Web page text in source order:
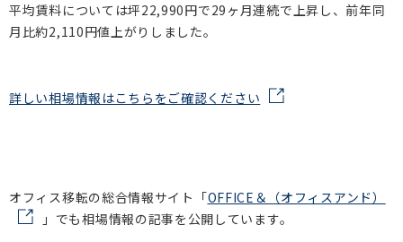
平均賃料については坪22,990円で29ヶ月連続で上昇し、前年同
月比約2,110円値上がりしました。
詳しい相場情報はこちらをご確認ください
オフィス移転の総合情報サイト「OFFICE＆（オフィスアンド）
」でも相場情報の記事を公開しています。